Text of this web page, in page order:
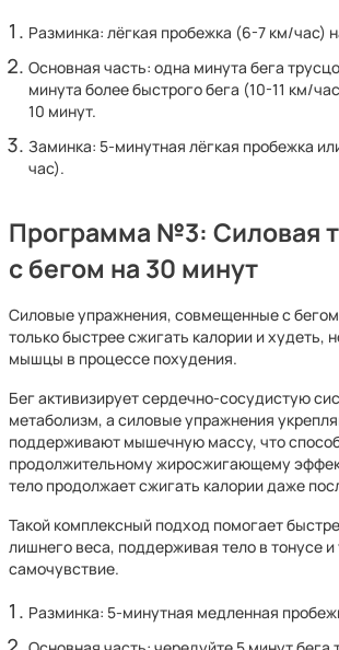
Разминка: лёгкая пробежка (6-7 км/час)
Основная часть: одна минута бега
минута более быстрого бега (10-11 км/
10 минут.
Заминка: 5-минутная лёгкая пробежка
час).
Программа №3: Силовая
с бегом на 30 минут
Силовые упражнения, совмещенные с
только быстрее сжигать калории и худеть,
мышцы в процессе похудения.
Бег активизирует сердечно-сосудистую
метаболизм, а силовые упражнения
поддерживают мышечную массу, что
продолжительному жиросжигающему
тело продолжает сжигать калории даже
Такой комплексный подход помогает
лишнего веса, поддерживая тело в тонусе
самочувствие.
Разминка: 5-минутная медленная